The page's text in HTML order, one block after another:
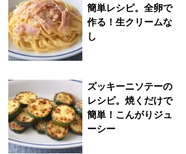
簡単レシピ。全卵で
作る！生クリームな
し
ズッキーニソテーの
レシピ。焼くだけで
簡単！こんがりジュ
ーシー